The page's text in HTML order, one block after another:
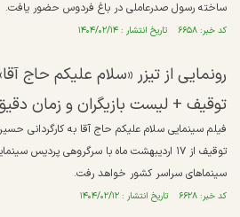
ساخته رسول صدرعاملی در باغ فردوس حضور یافت.
کد خبر: ۶۶۵۸ تاریخ انتشار : ۱۴۰۴/۰۲/۱۴
توقیف + لیست بازیگران و زمان
فیلم سینمایی سلام علیکم حاج آقا به کارگردانی
توقیف از ۱۷ اردیبهشت ماه با سرگروهی پردیس
سینماهای سراسر کشور خواهد رفت.
کد خبر: ۶۶۲۸ تاریخ انتشار : ۱۴۰۴/۰۲/۱۲